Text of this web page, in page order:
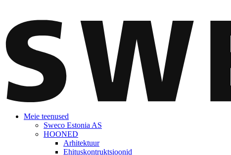
Meie teenused
Sweco Estonia AS
HOONED
Arhitektuur
Ehituskontruktsioonid